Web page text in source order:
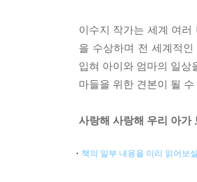
이수지 작가는 세계 여
을 수상하며 전 세계적
입혀 아이와 엄마의 일상
마들을 위한 견본이 될
사랑해 사랑해 우리 아가
책의 일부 내용을 미리 읽어보